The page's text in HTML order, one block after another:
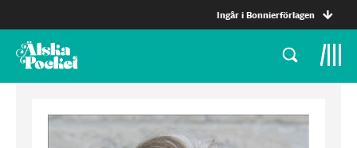
Ingår i Bonnierförlagen